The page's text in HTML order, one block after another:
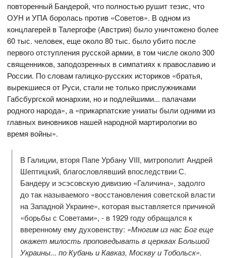
повторенный Бандерой, что полностью рушит тезис, что
ОУН и УПА боролась против «Советов». В одном из
концлагерей в Талергофе (Австрия) было уничтожено более
60 тыс. человек, еще около 80 тыс. было убито после
первого отступления русской армии, в том числе около 300
священников, заподозренных в симпатиях к православию и
России. По словам галицко-русских историков «братья,
вырекшиеся от Руси, стали не только прислужниками
Габсбургской монархии, но и подлейшими... палачами
родного народа», а «прикарпатские униаты были одними из
главных виновников нашей народной мартирологии во
время войны».
В Галиции, вторя Папе Урбану VIII, митрополит Андрей
Шептицкий, благословлявший впоследствии С.
Бандеру и эсэсовскую дивизию «Галичина», задолго
до так называемого «восстановления советской власти
на Западной Украине», которая выставляется причиной
«борьбы с Советами», - в 1929 году обращался к
вверенному ему духовенству: «Многим из нас Бог еще
окажет милость проповедывать в церквах Большой
Украины... по Кубань и Кавказ, Москву и Тобольск».